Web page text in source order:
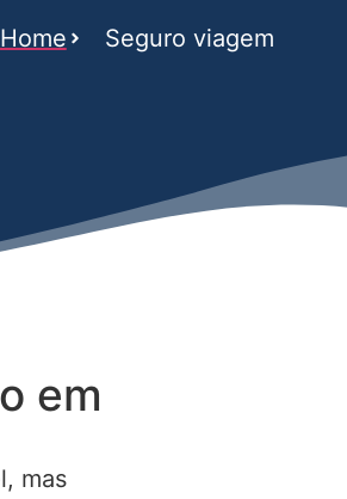
Home Seguro viagem
em
mas